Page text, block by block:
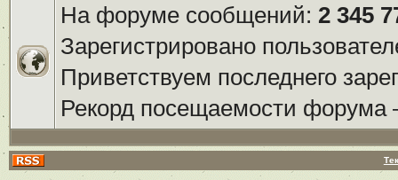
На форуме сообщений: 2 345
Зарегистрировано
Приветствуем последнего
Рекорд посещаемости